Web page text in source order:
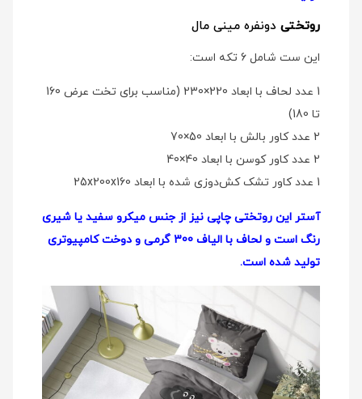
روتختی دو‌نفره مینی مال
این ست شامل 6 تکه است:
1 عدد لحاف با ابعاد 220×230 (مناسب برای تخت عرض 160
تا 180)
2 عدد کاور بالش با ابعاد 50×70
2 عدد کاور کوسن با ابعاد 40×40
1 عدد کاور تشک کش‌دوزی شده با ابعاد 25x200x160
آستر این روتختی چاپی نیز از جنس میکرو سفید یا شیری
رنگ است و لحاف با الیاف 300 گرمی و دوخت کامپیوتری
تولید شده است.